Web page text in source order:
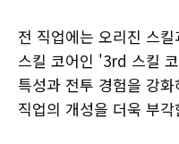
전 직업에는 오리진 스
스킬 코어인 '3rd 스킬
특성과 전투 경험을 강
직업의 개성을 더욱 부